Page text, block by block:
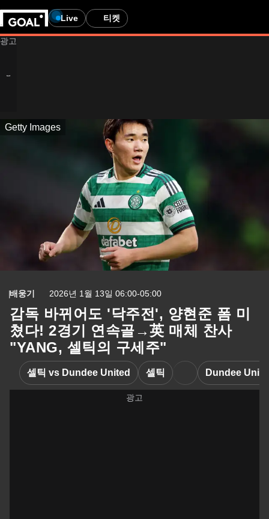
Live 티켓
Getty Images
배웅기 2026년 1월 13일 06:00-05:00
감독 바뀌어도 '닥주전', 양현준 폼 미
쳤다! 2경기 연속골→英 매체 찬사
"YANG, 셀틱의 구세주"
셀틱 vs Dundee United 셀틱 Dundee